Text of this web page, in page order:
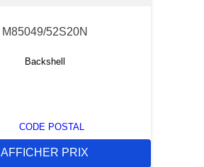
M85049/52S20N
Backshell
CODE POSTAL
AFFICHER PRIX